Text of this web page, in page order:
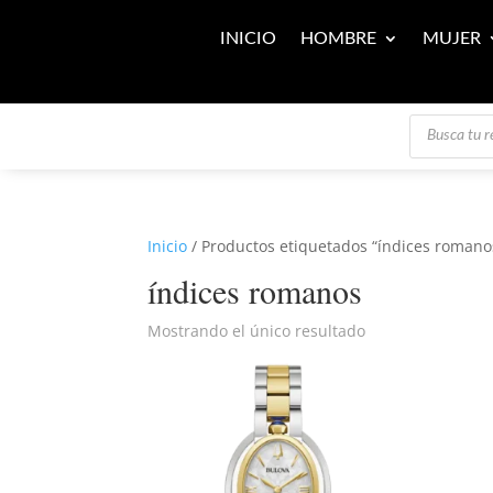
INICIO HOMBRE MUJER
Búsqueda
productos
Inicio / Productos etiquetados “índices
índices romanos
Mostrando el único resultado